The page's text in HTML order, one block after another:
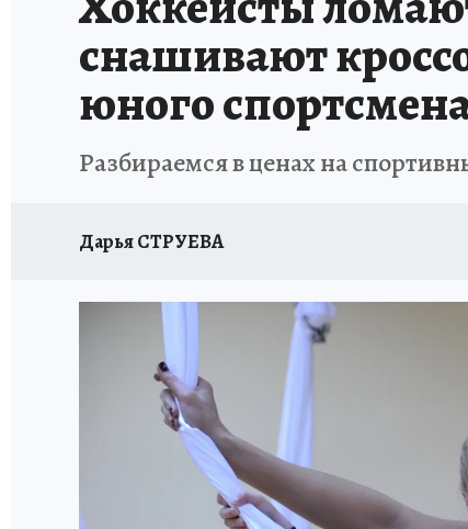
СНЕГОПАД ВЕКА НАСТОЯЩИЕ ЛЮДИ
КЛИНИКА ГОДА 2025 ПРОИСШЕСТВИЯ
ИСПЫТАНО НА СЕБЕ КЛИНИКА ГОДА-
снашивают
юного
Разбираемся в ценах на
Дарья СТРУЕВА